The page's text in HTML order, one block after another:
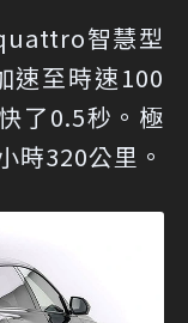
智慧型
速至時速100
了0.5秒。極
時320公里。